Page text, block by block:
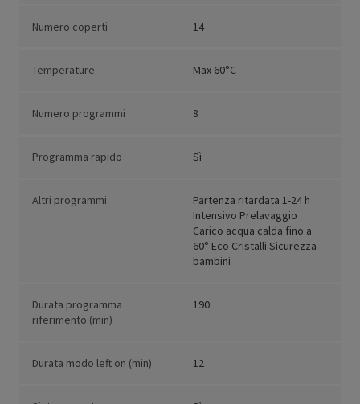
Numero coperti 14
Temperature Max 60°C
Numero programmi 8
Programma rapido Sì
Altri programmi
Partenza ritardata 1-24 h
Intensivo Prelavaggio
Carico acqua calda fino a
60° Eco Cristalli Sicurezza
bambini
Durata programma
riferimento (min)
190
Durata modo left on (min) 12